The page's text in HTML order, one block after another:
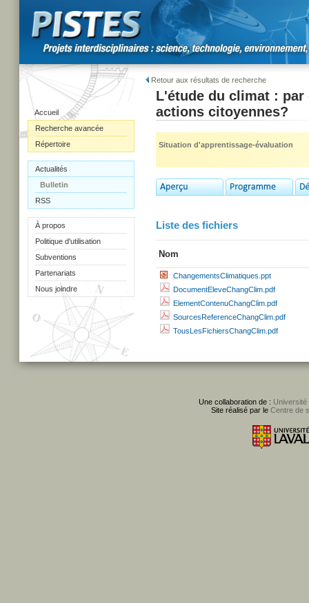
Accueil
Recherche avancée
Répertoire
Actualités
Bulletin
RSS
À propos
Politique d'utilisation
Subventions
Partenariats
Nous joindre
Retour aux résultats de recherche
L'étude du climat :
actions citoyennes?
Situation d'apprentissage-évaluation
Liste des fichiers
Nom
ChangementsClimatiques.ppt
DocumentEleveChangClim.pdf
ElementContenuChangClim.pdf
SourcesReferenceChangClim.pdf
TousLesFichiersChangClim.pdf
Une collaboration de : Université
Site réalisé par le Centre de